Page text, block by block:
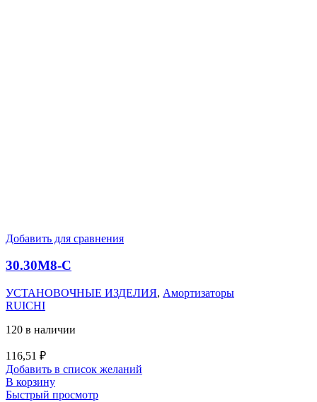
Добавить для сравнения
30.30M8-C
УСТАНОВОЧНЫЕ ИЗДЕЛИЯ, Амортизаторы
RUICHI
120 в наличии
116,51 ₽
Добавить в список желаний
В корзину
Быстрый просмотр